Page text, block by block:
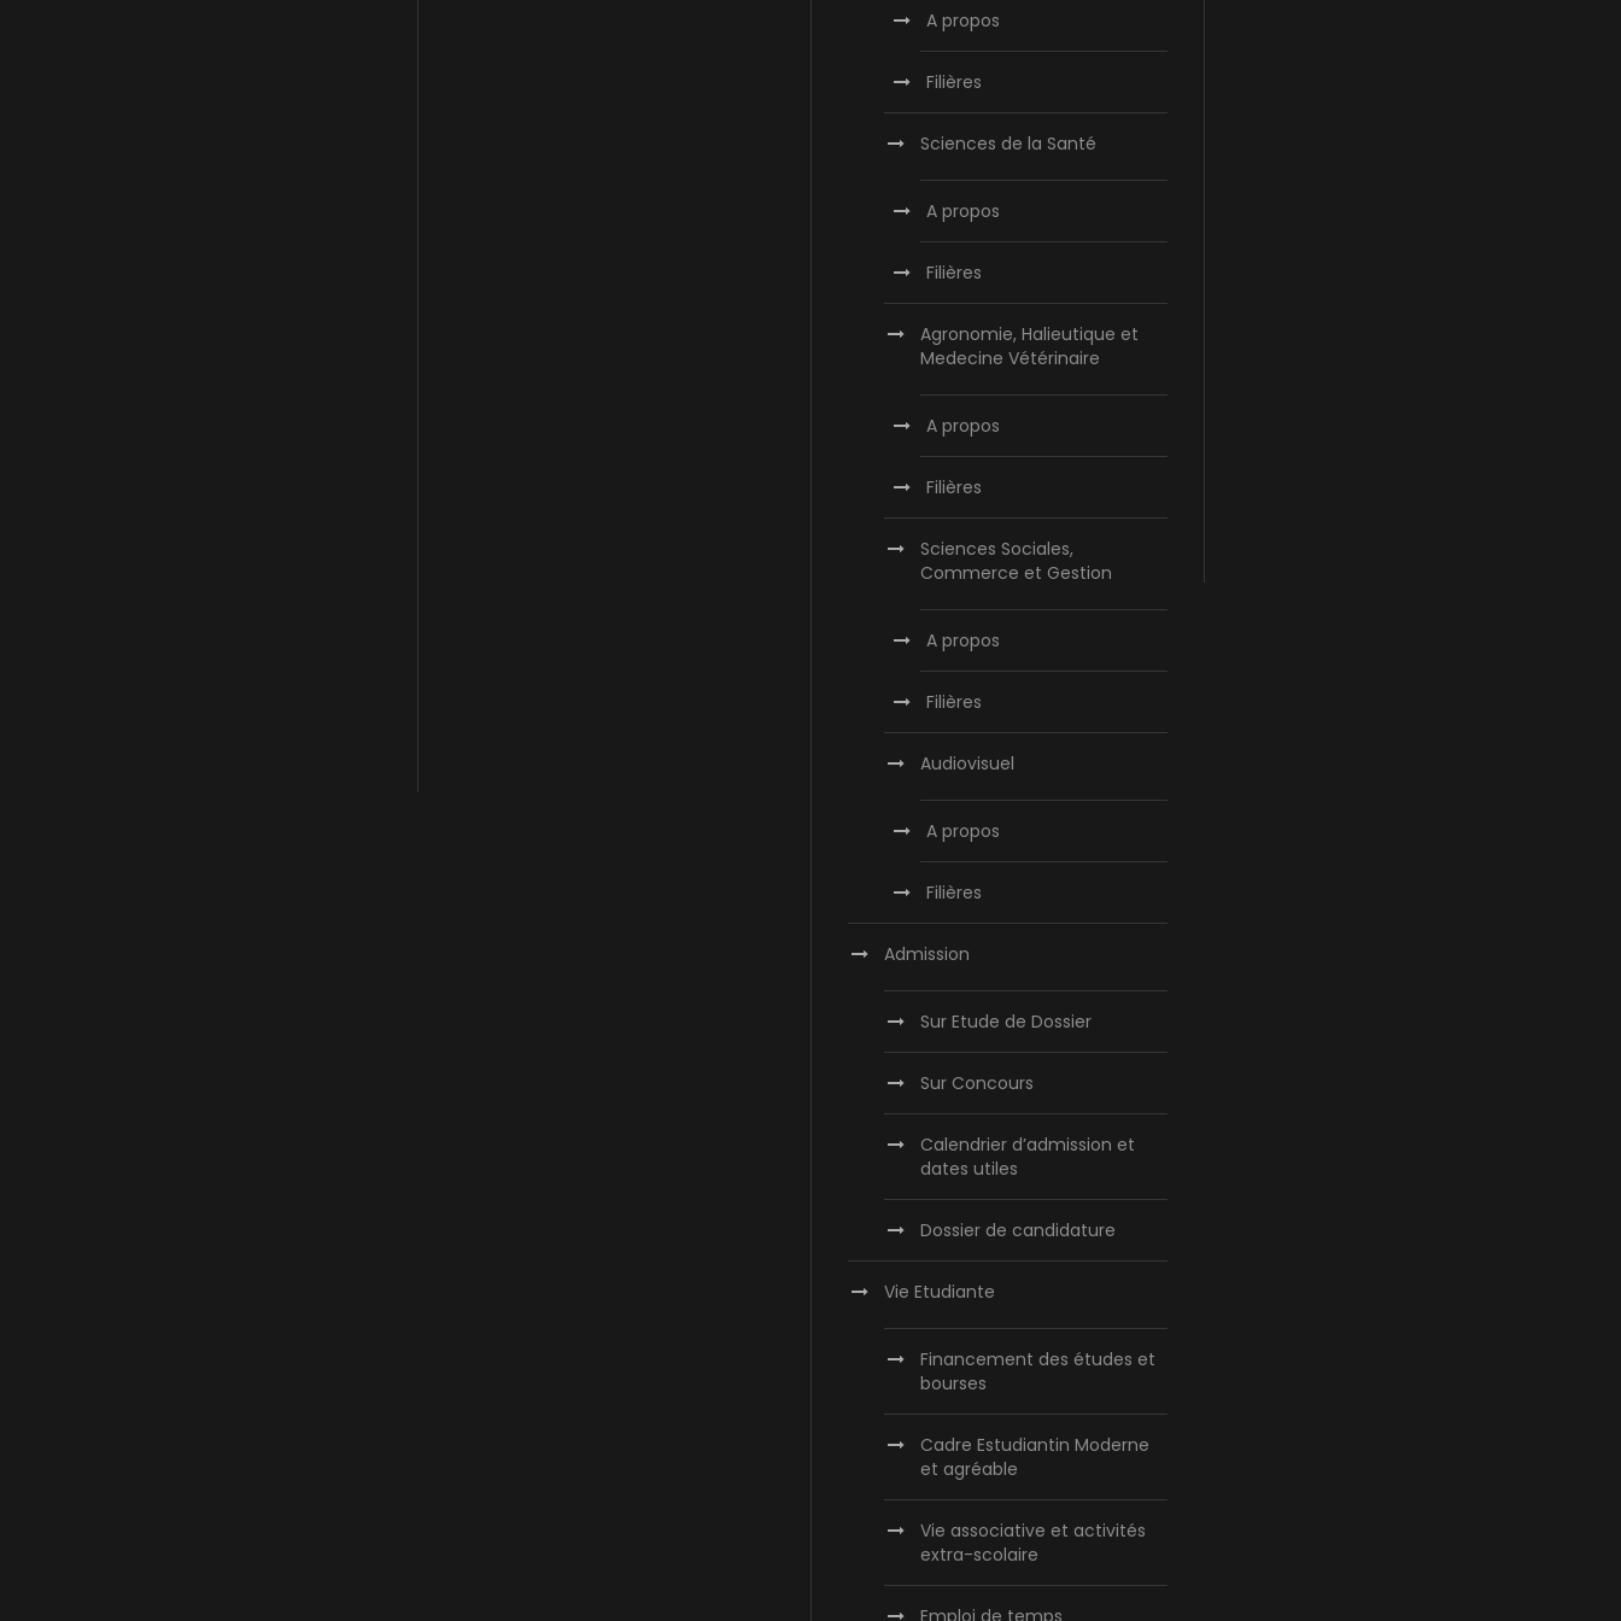
A propos
Filières
Sciences de la Santé
A propos
Filières
Agronomie, Halieutique et
Medecine Vétérinaire
A propos
Filières
Sciences Sociales,
Commerce et Gestion
A propos
Filières
Audiovisuel
A propos
Filières
Admission
Sur Etude de Dossier
Sur Concours
Calendrier d’admission et
dates utiles
Dossier de candidature
Vie Etudiante
Financement des études et
bourses
Cadre Estudiantin Moderne
et agréable
Vie associative et activités
extra-scolaire
Emploi de temps